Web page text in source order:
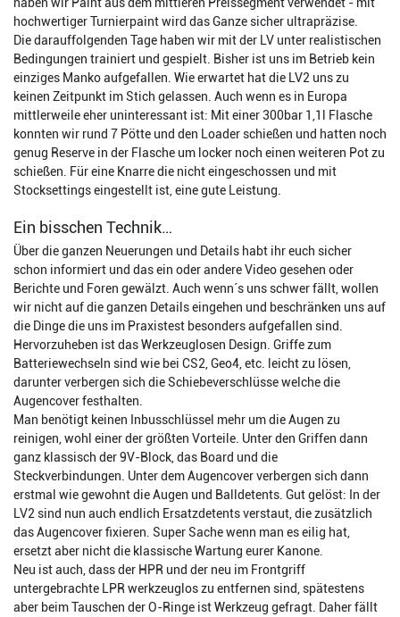
hochwertiger Turnierpaint wird das Ganze sicher ultrapräzise.
Die darauffolgenden Tage haben wir mit der LV unter realistischen
Bedingungen trainiert und gespielt. Bisher ist uns im Betrieb kein
einziges Manko aufgefallen. Wie erwartet hat die LV2 uns zu
keinen Zeitpunkt im Stich gelassen. Auch wenn es in Europa
mittlerweile eher uninteressant ist: Mit einer 300bar 1,1l Flasche
konnten wir rund 7 Pötte und den Loader schießen und hatten noch
genug Reserve in der Flasche um locker noch einen weiteren Pot zu
schießen. Für eine Knarre die nicht eingeschossen und mit
Stocksettings eingestellt ist, eine gute Leistung.
Ein bisschen Technik…
Über die ganzen Neuerungen und Details habt ihr euch sicher
schon informiert und das ein oder andere Video gesehen oder
Berichte und Foren gewälzt. Auch wenn´s uns schwer fällt, wollen
wir nicht auf die ganzen Details eingehen und beschränken uns auf
die Dinge die uns im Praxistest besonders aufgefallen sind.
Hervorzuheben ist das Werkzeuglosen Design. Griffe zum
Batteriewechseln sind wie bei CS2, Geo4, etc. leicht zu lösen,
darunter verbergen sich die Schiebeverschlüsse welche die
Augencover festhalten.
Man benötigt keinen Inbusschlüssel mehr um die Augen zu
reinigen, wohl einer der größten Vorteile. Unter den Griffen dann
ganz klassisch der 9V-Block, das Board und die
Steckverbindungen. Unter dem Augencover verbergen sich dann
erstmal wie gewohnt die Augen und Balldetents. Gut gelöst: In der
LV2 sind nun auch endlich Ersatzdetents verstaut, die zusätzlich
das Augencover fixieren. Super Sache wenn man es eilig hat,
ersetzt aber nicht die klassische Wartung eurer Kanone.
Neu ist auch, dass der HPR und der neu im Frontgriff
untergebrachte LPR werkzeuglos zu entfernen sind, spätestens
aber beim Tauschen der O-Ringe ist Werkzeug gefragt. Daher fällt